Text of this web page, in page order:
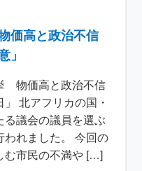
価高と政治不信
」
物価高と政治不信
北アフリカの国・
る議会の議員を選ぶ
われました。 今回の
む市民の不満や […]